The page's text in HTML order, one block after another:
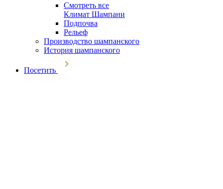
Смотреть все
Климат Шампани
Подпочва
Рельеф
Производство шампанского
История шампанского
Посетить